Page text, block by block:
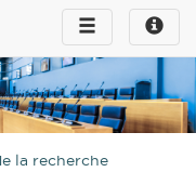
Toggle
infos
Toggle
navigation
la recherche